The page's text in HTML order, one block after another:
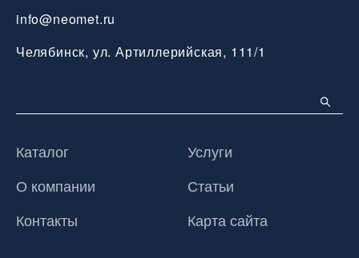
info@neomet.ru
Челябинск, ул. Артиллерийская, 111/1
Каталог
Услуги
О компании
Статьи
Контакты
Карта сайта